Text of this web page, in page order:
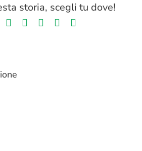
storia, scegli tu dove!
RedditWhatsapp
TumblrPinterest
Vk